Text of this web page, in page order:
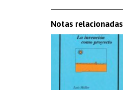
Notas relacionadas